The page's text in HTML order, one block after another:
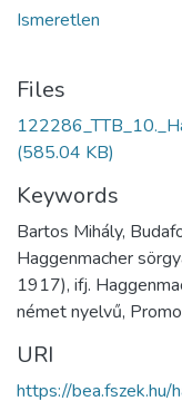
Ismeretlen
Files
(585.04 KB)
Keywords
Bartos Mihály,
Haggenmacher
1917), ifj.
német nyelvű,
URI
https://